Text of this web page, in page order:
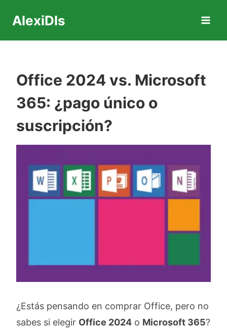
contenido
AlexiDls
Office 2024 vs. Microsoft
365: ¿pago único o
suscripción?
¿Estás pensando en comprar Office, pero no
sabes si elegir Office 2024 o Microsoft 365?